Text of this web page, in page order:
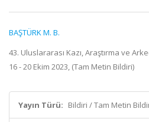
BAŞTÜRK M. B.
43. Uluslararası Kazı, Araştırma ve
16 - 20 Ekim 2023, (Tam Metin Bildiri)
Yayın Türü: Bildiri / Tam Metin